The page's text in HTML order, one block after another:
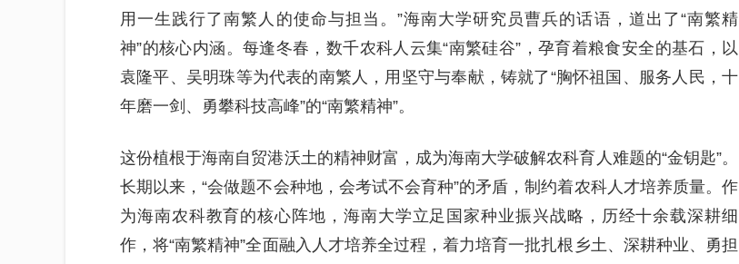
用一生践行了南繁人的使命与担当。”海南大学研究员曹兵的话语，道出了“南繁精
神”的核心内涵。每逢冬春，数千农科人云集“南繁硅谷”，孕育着粮食安全的基石，以
袁隆平、吴明珠等为代表的南繁人，用坚守与奉献，铸就了“胸怀祖国、服务人民，十
年磨一剑、勇攀科技高峰”的“南繁精神”。
这份植根于海南自贸港沃土的精神财富，成为海南大学破解农科育人难题的“金钥匙”。
长期以来，“会做题不会种地，会考试不会育种”的矛盾，制约着农科人才培养质量。作
为海南农科教育的核心阵地，海南大学立足国家种业振兴战略，历经十余载深耕细
作，将“南繁精神”全面融入人才培养全过程，着力培育一批扎根乡土、深耕种业、勇担